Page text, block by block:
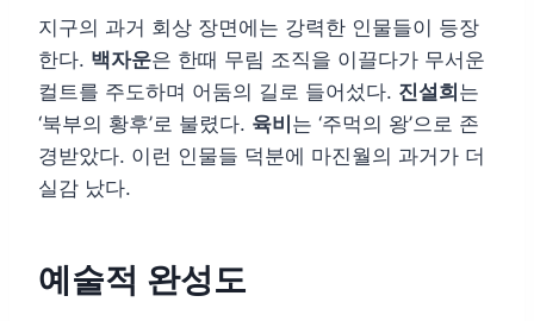
지구의 과거 회상 장면에는 강력한 인물들이 등장
한다. 백자운은 한때 무림 조직을 이끌다가 무서운
컬트를 주도하며 어둠의 길로 들어섰다. 진설희는
‘북부의 황후’로 불렸다. 육비는 ‘주먹의 왕’으로 존
경받았다. 이런 인물들 덕분에 마진월의 과거가 더
실감 났다.
예술적 완성도